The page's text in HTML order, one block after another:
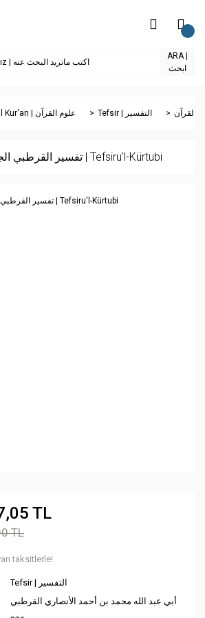
ARA |
ابحث
Ulumul Kur'an | علوم القرآن Tefsir | التفسير
تفسير القرطبي الجامع لأحكام القرآن | Tefsiru'l-Kürtubi
TL
TL
taksitlerle!
Tefsir | التفسير
أبي عبد الله محمد بن أحمد الأنصاري القرطبي